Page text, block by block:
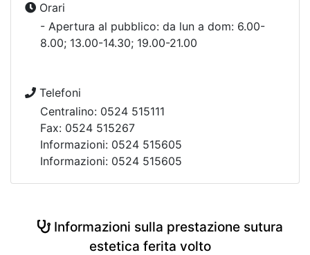
Orari
- Apertura al pubblico: da lun a dom: 6.00-
8.00; 13.00-14.30; 19.00-21.00
Telefoni
Centralino: 0524 515111
Fax: 0524 515267
Informazioni: 0524 515605
Informazioni: 0524 515605
Informazioni sulla prestazione sutura
estetica ferita volto